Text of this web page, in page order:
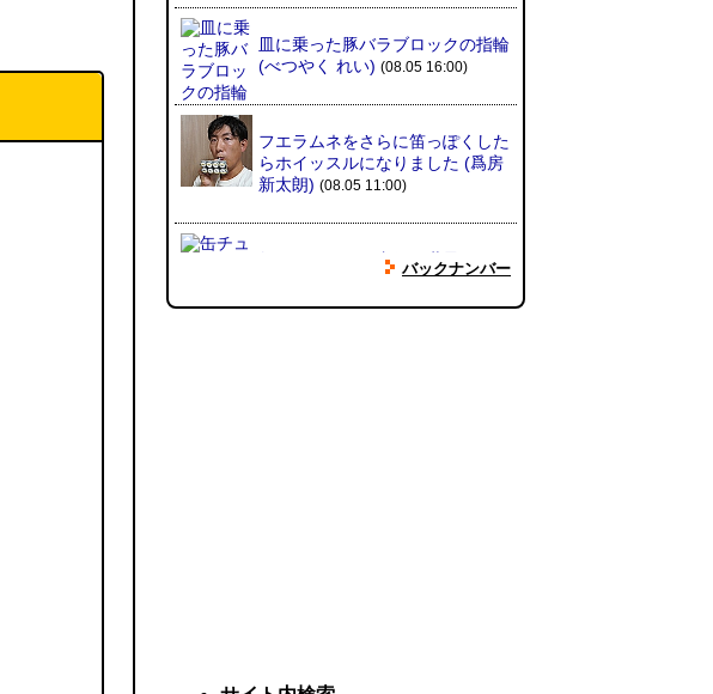
皿に乗った豚バラブロックの指輪
(べつやく れい) (08.05 16:00)
フエラムネをさらに笛っぽくした
らホイッスルになりました (爲房
新太朗) (08.05 11:00)
缶チューハイの内側の世界 (パリ
世田谷区民会館行きのバスは1日
バックナンバー